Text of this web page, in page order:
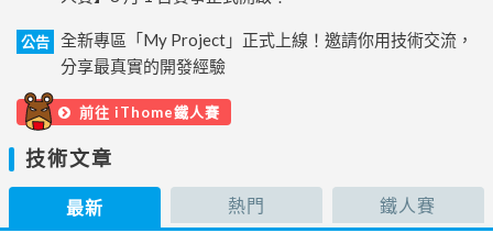
公告
全新專區「My Project」正式上線！邀請你用技術交流，
分享最真實的開發經驗
前往 iThome鐵人賽
技術文章
最新 熱門 鐵人賽